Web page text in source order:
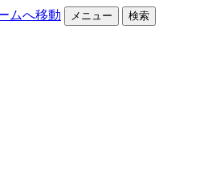
ムへ移動 メニュー 検索